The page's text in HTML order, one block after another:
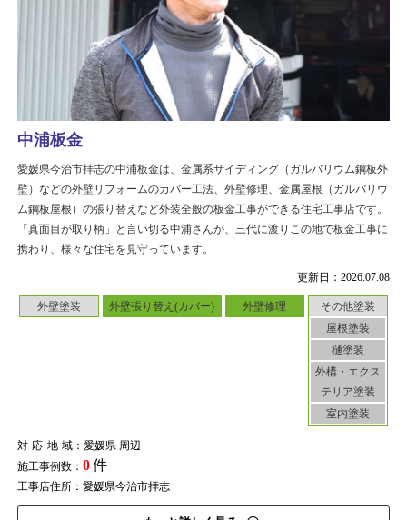
更新日：2026.07.08
外壁塗装 外壁張り替え(カバー) 外壁修理
その他塗装
屋根塗装
樋塗装
外構・エクス
テリア塗装
室内塗装
対応地域：愛媛県 周辺
施工事例数： 0件
工事店住所：愛媛県今治市拝志
中浦板金
愛媛県今治市拝志の中浦板金は、金属系サイディング（ガルバリウム鋼板外
壁）などの外壁リフォームのカバー工法、外壁修理、金属屋根（ガルバリウ
ム鋼板屋根）の張り替えなど外装全般の板金工事ができる住宅工事店です。
「真面目が取り柄」と言い切る中浦さんが、三代に渡りこの地で板金工事に
携わり、様々な住宅を見守っています。